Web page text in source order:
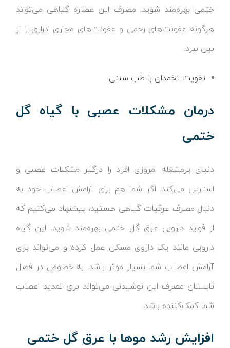
ختمی بهره‌مند شوید. مصرف این عصاره گیاهی می‌تواند
هرگونه عفونت‌های رحمی و عفونت‌های مجاری ادراری را از
بین ببرد.
تقویت تخمدان با طب سنتی
درمان مشکلات عصبی با گیاه گل
ختمی
دنیای پرمشغله امروزی افراد را درگیر مشکلات عصبی و
استرس می‌کند. اگر شما هم برای آرامش اعصاب خود به
دنبال مصرف عرقیات گیاهی هستید، پیشنهاد می‌کنیم که
از فواید دارویی عرق گل ختمی بهره‌مند شوید. این گیاه
دارویی مانند یک داروی مسکن عمل کرده و می‌تواند برای
آرامش اعصاب شما بسیار موثر باشد. به خصوص در فصل
تابستان مصرف این نوشیدنی می‌تواند برای تمدید اعصاب
شما کمک‌کننده باشد.
افزایش رشد موها با عرق گل ختمی